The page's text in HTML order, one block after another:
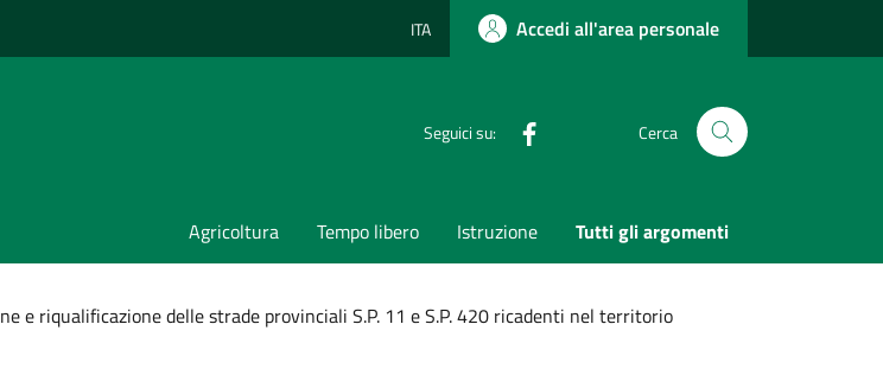
Lingua attiva:
ITA Accedi all'area personale
Seguici su: Cerca
Agricoltura Tempo libero Istruzione Tutti gli argomenti
e riqualificazione delle strade provinciali S.P. 11 e S.P. 420 ricadenti nel territorio